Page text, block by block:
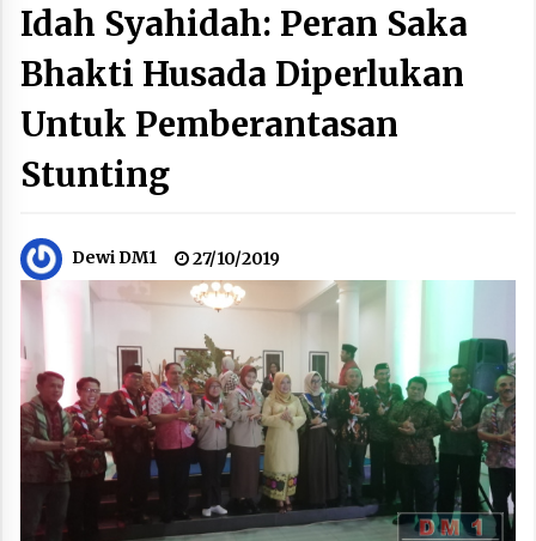
Idah Syahidah: Peran Saka
Bhakti Husada Diperlukan
Untuk Pemberantasan
Stunting
Dewi DM1 27/10/2019